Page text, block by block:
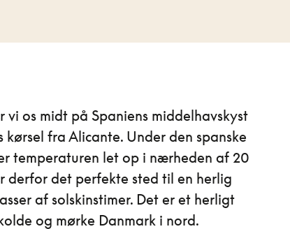
vi os midt på Spaniens middelhavskyst
kørsel fra Alicante. Under den spanske
temperaturen let op i nærheden af 20
derfor det perfekte sted til en herlig
af solskinstimer. Det er et herligt
og mørke Danmark i nord.